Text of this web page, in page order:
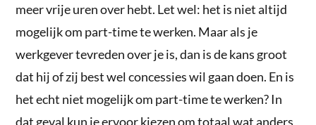
meer vrije uren over hebt. Let wel: het is niet altijd
mogelijk om part-time te werken. Maar als je
werkgever tevreden over je is, dan is de kans groot
dat hij of zij best wel concessies wil gaan doen. En is
het echt niet mogelijk om part-time te werken? In
dat geval kun je ervoor kiezen om totaal wat anders